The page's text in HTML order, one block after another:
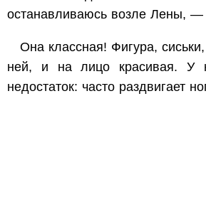
останавливаюсь возле Лены, —
Она классная! Фигура,
ней, и на лицо красивая. У
недостаток: часто раздвигает